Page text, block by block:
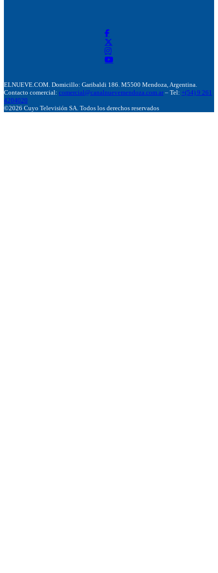
ELNUEVE.COM. Domicillo: Garibaldi 186. M5500 Mendoza, Argentina.
Contacto comercial: comercial@canalnuevemendoza.com.ar – Tel: +(54) 9 261
4204020
©2026 Cuyo Televisión SA. Todos los derechos reservados